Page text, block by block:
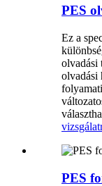
PES
Ez a
olvadási
olvadási
vizsgálat
PES